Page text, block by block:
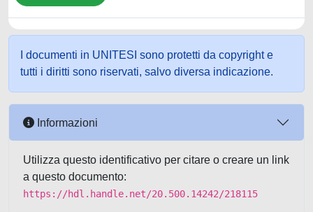
I documenti in UNITESI sono protetti da copyright e
tutti i diritti sono riservati, salvo diversa indicazione.
Informazioni
Utilizza questo identificativo per citare o creare un link
a questo documento:
https://hdl.handle.net/20.500.14242/218115